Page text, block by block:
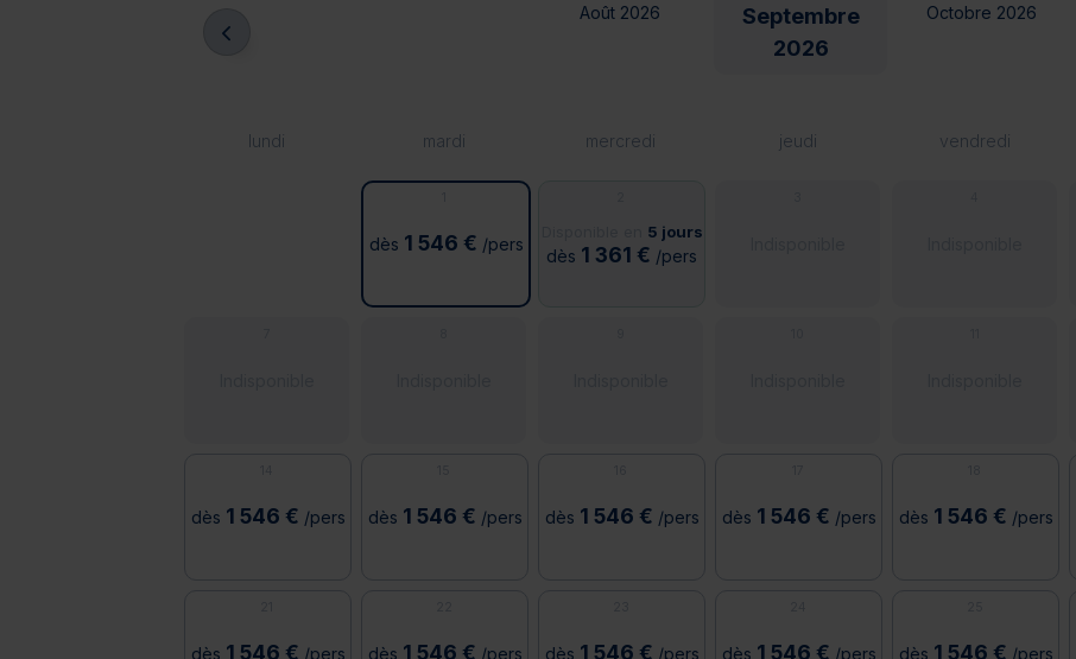
lundi mardi mercredi jeudi vendredi
dès 1 546 € /pers
5 jours
dès 1 361 € /pers
dès 1 546 € /pers dès 1 546 € /pers dès 1 546 € /pers dès 1 546 € /pers dès 1 546 € /pers
dès 1 546 € /pers dès 1 546 € /pers dès 1 546 € /pers dès 1 546 € /pers dès 1 546 € /pers
Août 2026
Septembre
2026
Octobre 2026